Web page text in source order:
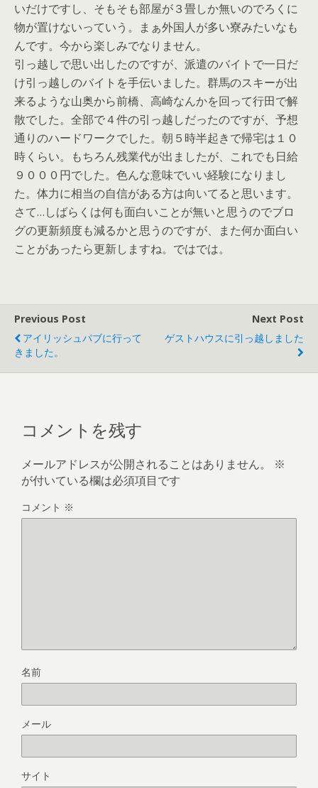
いだけですし、そもそも部屋が３畳しか無いのでろくに
物が置けないっていう。まぁ外国人が多い寮みたいなも
んです。今から楽しみでなりません。
引っ越しで思い出したのですが、派遣のバイトで一日だ
け引っ越しのバイトを手伝いました。群馬のスキーが出
来るような山奥から前橋、高崎なんかを回って行田で解
散でした。全部で４件の引っ越しだったのですが、予想
通りのハードワークでした。朝５時半起きで帰宅は１０
時くらい。もちろん残業代が出ましたが、これでも日給
９０００円でした。色んな意味でいい経験になりまし
た。体力に相当の自信がある方は向いてると思います。
さて…しばらくは何も面白いことが無いと思うのでブロ
グの更新頻度も減るかと思うのですが、また何か面白い
ことがあったら更新しますね。ではでは。
Previous Post
アイリッシュパブに行って
きました。
Next Post
ゲストハウスに引っ越しました
コメントを残す
メールアドレスが公開されることはありません。
※
が付いている欄は必須項目です
コメント ※
名前
メール
サイト